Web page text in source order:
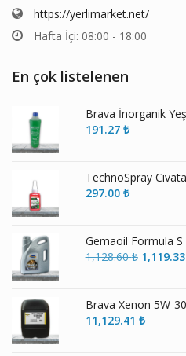
https://yerlimarket.net/
Hafta İçi: 08:00 - 18:00
En çok listelenen
Brava İnorganik
191.27 ₺
TechnoSpray
297.00 ₺
1,128.60₺ Orijinal
1,119.33
Brava Xenon 5W-
11,129.41 ₺